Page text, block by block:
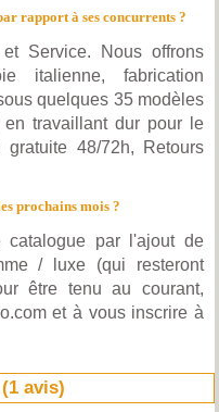
rapport à ses concurrents ?
Service. Nous offrons
italienne, fabrication
quelques 35 modèles
en travaillant dur pour le
48/72h, Retours
prochains mois ?
catalogue par l'ajout de
/ luxe (qui resteront
être tenu au courant,
et à vous inscrire à
1 avis)